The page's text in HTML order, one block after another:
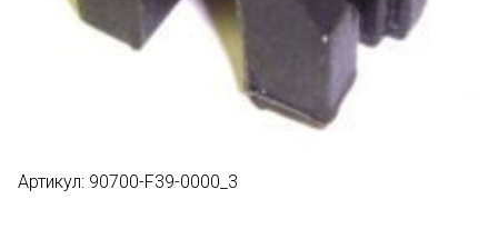
Артикул: 90700-F39-0000_3